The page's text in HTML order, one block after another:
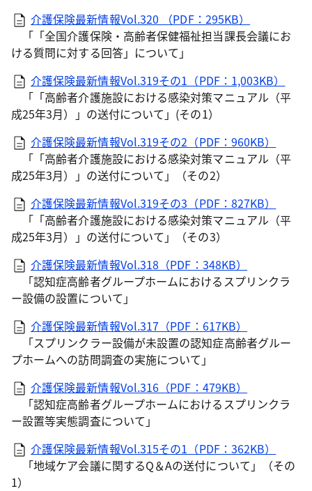
介護保険最新情報Vol.320 （PDF：295KB）
「「全国介護保険・高齢者保健福祉担当課長会議にお
ける質問に対する回答」について」
介護保険最新情報Vol.319その1（PDF：1,003KB）
「「高齢者介護施設における感染対策マニュアル（平
成25年3月）」の送付について」(その1）
介護保険最新情報Vol.319その2（PDF：960KB）
「「高齢者介護施設における感染対策マニュアル（平
成25年3月）」の送付について」（その2）
介護保険最新情報Vol.319その3（PDF：827KB）
「「高齢者介護施設における感染対策マニュアル（平
成25年3月）」の送付について」（その3）
介護保険最新情報Vol.318（PDF：348KB）
「認知症高齢者グループホームにおけるスプリンクラ
ー設備の設置について」
介護保険最新情報Vol.317（PDF：617KB）
「スプリンクラー設備が未設置の認知症高齢者グルー
プホームへの訪問調査の実施について」
介護保険最新情報Vol.316（PDF：479KB）
「認知症高齢者グループホームにおけるスプリンクラ
ー設置等実態調査について」
介護保険最新情報Vol.315その1（PDF：362KB）
「地域ケア会議に関するQ＆Aの送付について」（その
1）